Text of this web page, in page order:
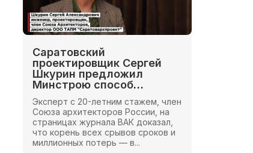
Саратовский
проектировщик Сергей
Шкурин предложил
Минстрою способ
сэкономить миллионы на
стройках
Эксперт с 20-летним стажем, член
Союза архитекторов России, на
страницах журнала ВАК доказал,
что корень всех срывов сроков и
миллионных потерь — в...